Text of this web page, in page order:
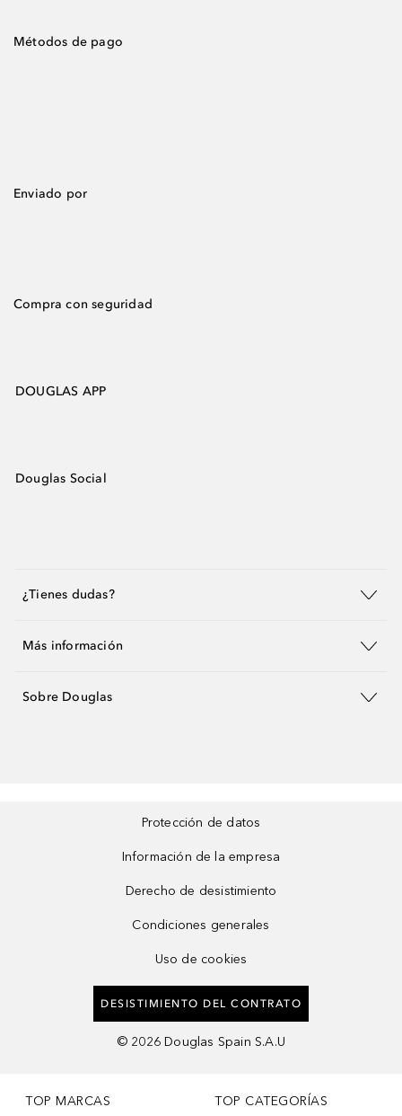
Métodos de pago
Enviado por
Compra con seguridad
DOUGLAS APP
Douglas Social
¿Tienes dudas?
Más información
Sobre Douglas
Protección de datos
Información de la empresa
Derecho de desistimiento
Condiciones generales
Uso de cookies
DESISTIMIENTO DEL CONTRATO
© 2026 Douglas Spain S.A.U
TOP MARCAS TOP CATEGORÍAS